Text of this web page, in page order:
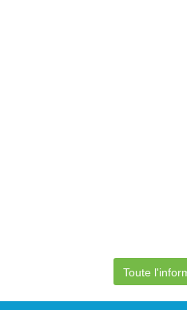
Toute